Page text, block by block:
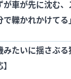
車が先に沈む
轢かれかけてる
みたいに揺さぶ